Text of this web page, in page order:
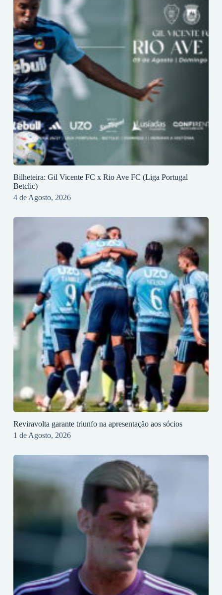
Bilheteira: Gil Vicente FC x Rio Ave FC (Liga Portugal
Betclic)
4 de Agosto, 2026
Reviravolta garante triunfo na apresentação aos sócios
1 de Agosto, 2026